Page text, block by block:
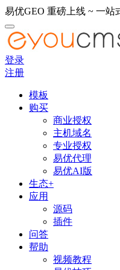
易优GEO 重磅上线 ~ 一站
登录
注册
模板
购买
商业授权
主机域名
专业授权
易优代理
易优AI版
生态+
应用
源码
插件
问答
帮助
视频教程